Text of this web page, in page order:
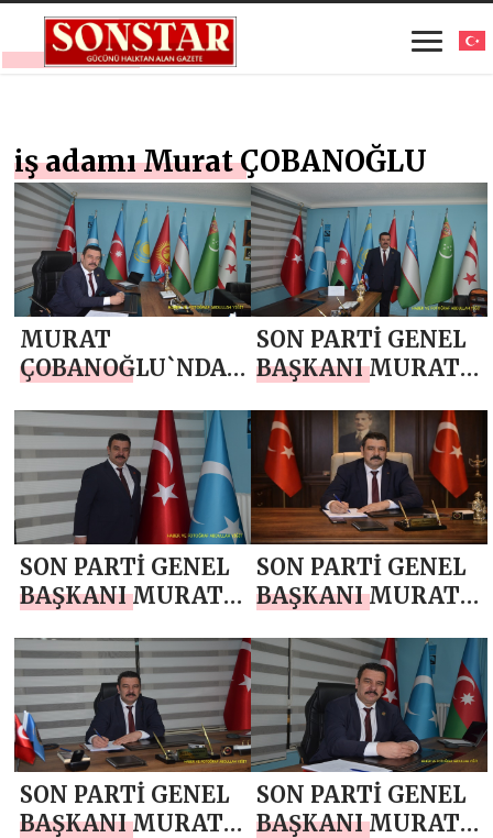
iş adamı Murat ÇOBANOĞLU
MURAT
ÇOBANOĞLU`NDAN
ATATÜRK’Ü ANMA,
GENÇLİK VE SPOR
BAYRAMI MESAJI
SON PARTİ GENEL
BAŞKANI MURAT
RAMAZAN AYI
MESAJI
SON PARTİ GENEL
BAŞKANI MURAT
BERAT KANDİLİ
MESAJI
SON PARTİ GENEL
BAŞKANI MURAT
MİRAÇ KANDİLİ
MESAJI
SON PARTİ GENEL
BAŞKANI MURAT
SON PARTİ GENEL
BAŞKANI MURAT